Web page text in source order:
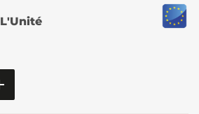
L'Unité